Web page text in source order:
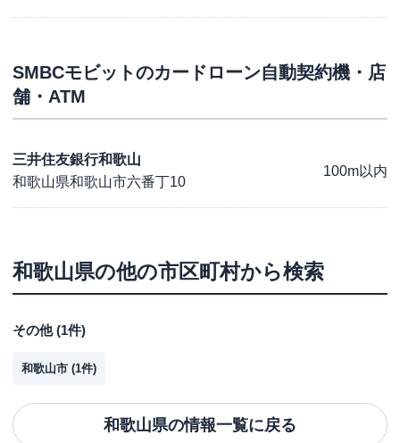
SMBCモビットのカードローン自動契約機・店
舗・ATM
三井住友銀行和歌山
和歌山県和歌山市六番丁10
100m以内
和歌山県の他の市区町村から検索
その他(1件)
和歌山市 (1件)
和歌山県の情報一覧に戻る